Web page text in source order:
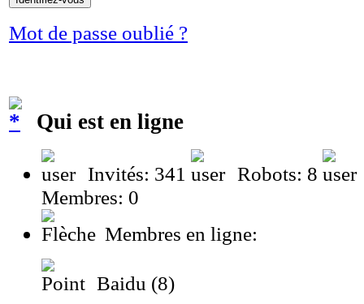
Mot de passe oublié ?
Qui est en ligne
Invités: 341
Robots: 8
Membres: 0
Membres en ligne:
Baidu (8)